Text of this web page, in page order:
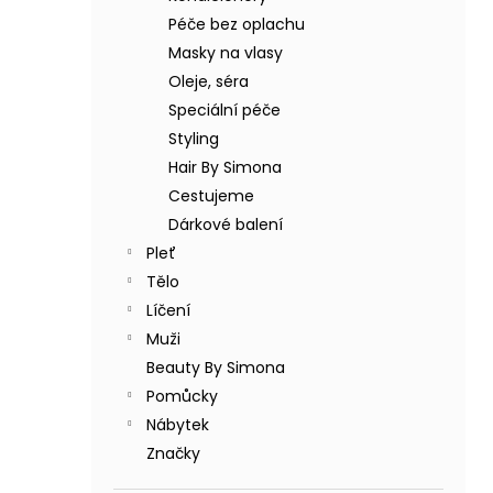
Péče bez oplachu
Masky na vlasy
Oleje, séra
Speciální péče
Styling
Hair By Simona
Cestujeme
Dárkové balení
Pleť
Tělo
Líčení
Muži
Beauty By Simona
Pomůcky
Nábytek
Značky
BODY BY SIMONA BANÁN ORGANICKÉ
RUČNĚ VYRÁBĚNÉ BAMBUCKÉ MÁSLO
200ML
749 Kč